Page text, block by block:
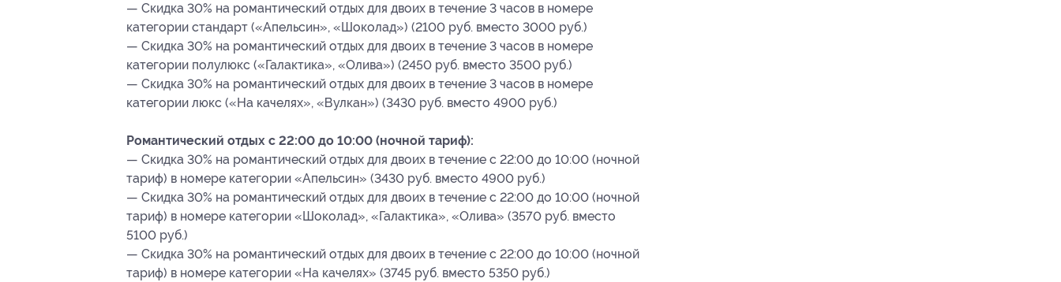
— Скидка 30% на романтический отдых для двоих в течение 3 часов в номере
категории стандарт («Апельсин», «Шоколад») (2100 руб. вместо 3000 руб.)
— Скидка 30% на романтический отдых для двоих в течение 3 часов в номере
категории полулюкс («Галактика», «Олива») (2450 руб. вместо 3500 руб.)
— Скидка 30% на романтический отдых для двоих в течение 3 часов в номере
категории люкс («На качелях», «Вулкан») (3430 руб. вместо 4900 руб.)
Романтический отдых с 22:00 до 10:00 (ночной тариф):
— Скидка 30% на романтический отдых для двоих в течение с 22:00 до 10:00 (ночной
тариф) в номере категории «Апельсин» (3430 руб. вместо 4900 руб.)
— Скидка 30% на романтический отдых для двоих в течение с 22:00 до 10:00 (ночной
тариф) в номере категории «Шоколад», «Галактика», «Олива» (3570 руб. вместо
5100 руб.)
— Скидка 30% на романтический отдых для двоих в течение с 22:00 до 10:00 (ночной
тариф) в номере категории «На качелях» (3745 руб. вместо 5350 руб.)